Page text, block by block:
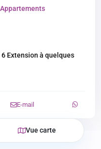
Appartements
Extension à quelques
E-mail
Vue carte